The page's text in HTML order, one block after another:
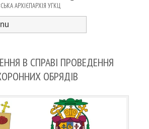
АРХІЄПАРХІЯ УГКЦ
В СПРАВІ ПРОВЕДЕННЯ
ОБРЯДІВ